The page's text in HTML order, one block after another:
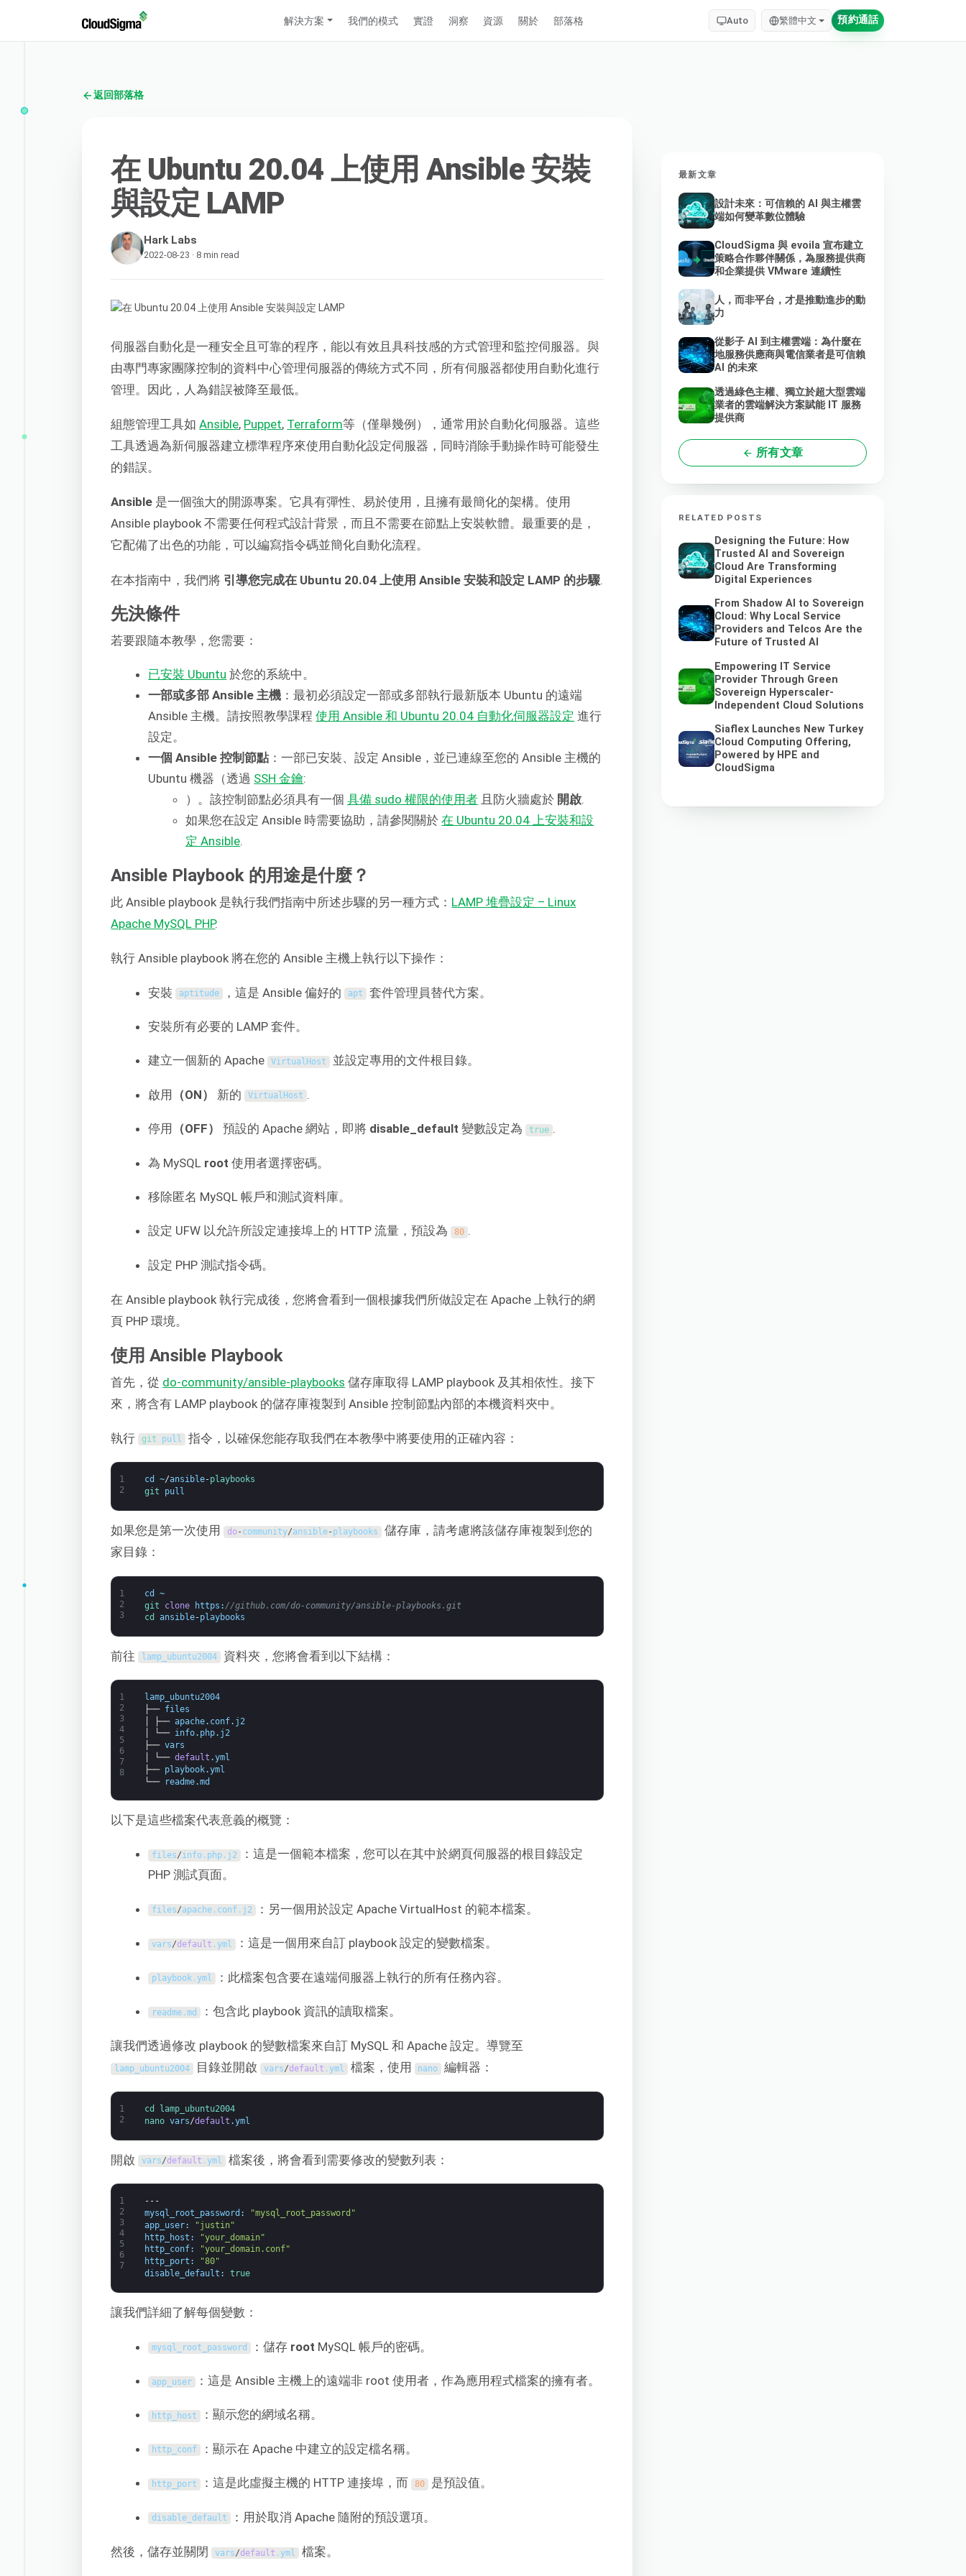
解決方案 我們的模式 實證 洞察 資源 關於 部落格 Auto 繁體中文 預約通話
返回部落格
在 Ubuntu 20.04 上使用 Ansible 安裝
與設定 LAMP
Hark Labs
2022-08-23 · 8 min read
伺服器自動化是一種安全且可靠的程序，能以有效且具科技感的方式管理和監控伺服器。與
由專門專家團隊控制的資料中心管理伺服器的傳統方式不同，所有伺服器都使用自動化進行
管理。因此，人為錯誤被降至最低。
組態管理工具如Ansible, Puppet, Terraform等（僅舉幾例），通常用於自動化伺服器。這些
工具透過為新伺服器建立標準程序來使用自動化設定伺服器，同時消除手動操作時可能發生
的錯誤。
Ansible 是一個強大的開源專案。它具有彈性、易於使用，且擁有最簡化的架構。使用
Ansible playbook 不需要任何程式設計背景，而且不需要在節點上安裝軟體。最重要的是，
它配備了出色的功能，可以編寫指令碼並簡化自動化流程。
在本指南中，我們將 引導您完成在 Ubuntu 20.04 上使用 Ansible 安裝和設定 LAMP 的步驟
先決條件
若要跟隨本教學，您需要：
已安裝 Ubuntu 於您的系統中。
一部或多部 Ansible 主機 ：最初必須設定一部或多部執行最新版本 Ubuntu 的遠端
Ansible 主機。請按照教學課程使用 Ansible 和 Ubuntu 20.04 自動化伺服器設定 進行
設定。
一個 Ansible 控制節點 ：一部已安裝、設定 Ansible，並已連線至您的 Ansible 主機的
Ubuntu 機器（透過 SSH 金鑰:
）。該控制節點必須具有一個具備 sudo 權限的使用者 且防火牆處於 開啟.
如果您在設定 Ansible 時需要協助，請參閱關於在 Ubuntu 20.04 上安裝和設
定 Ansible.
Ansible Playbook 的用途是什麼？
此 Ansible playbook 是執行我們指南中所述步驟的另一種方式： LAMP 堆疊設定 – Linux
Apache MySQL PHP.
執行 Ansible playbook 將在您的 Ansible 主機上執行以下操作：
安裝 aptitude ，這是 Ansible 偏好的 apt 套件管理員替代方案。
安裝所有必要的 LAMP 套件。
建立一個新的 Apache VirtualHost 並設定專用的文件根目錄。
啟用 （ON） 新的 VirtualHost .
停用 （OFF） 預設的 Apache 網站，即將 disable_default 變數設定為 true .
為 MySQL root 使用者選擇密碼。
移除匿名 MySQL 帳戶和測試資料庫。
設定 UFW 以允許所設定連接埠上的 HTTP 流量，預設為 80 .
設定 PHP 測試指令碼。
在 Ansible playbook 執行完成後，您將會看到一個根據我們所做設定在 Apache 上執行的網
頁 PHP 環境。
使用 Ansible Playbook
首先，從 do-community/ansible-playbooks 儲存庫取得 LAMP playbook 及其相依性。接下
來，將含有 LAMP playbook 的儲存庫複製到 Ansible 控制節點內部的本機資料夾中。
執行 git pull 指令，以確保您能存取我們在本教學中將要使用的正確內容：
1
2
cd ~/ansible-playbooks
git pull
如果您是第一次使用 do- community/ansible- playbooks 儲存庫，請考慮將該儲存庫複製到您的
家目錄：
1
2
3
cd
~
git clone https : //github.com/do-community/ansible-playbooks.git
cd ansible-playbooks
前往 lamp_ubuntu2004 資料夾，您將會看到以下結構：
1
2
3
4
5
6
7
8
lamp_ubuntu2004
├── files
├── apache. conf. j2
└── info. php. j2
├── vars
└── default .yml
├── playbook.yml
└──
readme.md
以下是這些檔案代表意義的概覽：
files/info . php . j2 ：這是一個範本檔案，您可以在其中於網頁伺服器的根目錄設定
PHP 測試頁面。
files/apache . conf . j2 ：另一個用於設定 Apache VirtualHost 的範本檔案。
vars/default .yml ：這是一個用來自訂 playbook 設定的變數檔案。
playbook .yml ：此檔案包含要在遠端伺服器上執行的所有任務內容。
readme .md ：包含此 playbook 資訊的讀取檔案。
讓我們透過修改 playbook 的變數檔案來自訂 MySQL 和 Apache 設定。導覽至
lamp_ubuntu2004 目錄並開啟 vars/default .yml 檔案，使用 nano 編輯器：
1
2
cd lamp_ubuntu2004
nano vars/default .yml
開啟 vars/default .yml 檔案後，將會看到需要修改的變數列表：
1
2
3
4
5
6
7
---
mysql_root_password :
"mysql_root_password"
app_user:
"justin"
http_host :
"your_domain"
http_conf:
"your_domain.conf"
http_port :
"80"
disable_default : true
讓我們詳細了解每個變數：
mysql_root_password ：儲存 root MySQL 帳戶的密碼。
app_user ：這是 Ansible 主機上的遠端非 root 使用者，作為應用程式檔案的擁有者。
http_host ：顯示您的網域名稱。
http_conf ：顯示在 Apache 中建立的設定檔名稱。
http_port ：這是此虛擬主機的 HTTP 連接埠，而 80 是預設值。
disable_default ：用於取消 Apache 隨附的預設選項。
然後，儲存並關閉 vars/default .yml 檔案。
最新文章
設計未來：可信賴的 AI 與主權雲
端如何變革數位體驗
CloudSigma 與 evoila 宣布建立
策略合作夥伴關係，為服務提供商
和企業提供 VMware 連續性
人，而非平台，才是推動進步的動
力
從影子 AI 到主權雲端：為什麼在
地服務供應商與電信業者是可信賴
AI 的未來
透過綠色主權、獨立於超大型雲端
業者的雲端解決方案賦能 IT 服務
提供商
所有文章
RELATED POSTS
Designing the Future: How
Trusted AI and Sovereign
Cloud Are Transforming
Digital Experiences
From Shadow AI to Sovereign
Cloud: Why Local Service
Providers and Telcos Are the
Future of Trusted AI
Empowering IT Service
Provider Through Green
Sovereign Hyperscaler-
Independent Cloud Solutions
Siaflex Launches New Turkey
Cloud Computing Offering,
Powered by HPE and
CloudSigma